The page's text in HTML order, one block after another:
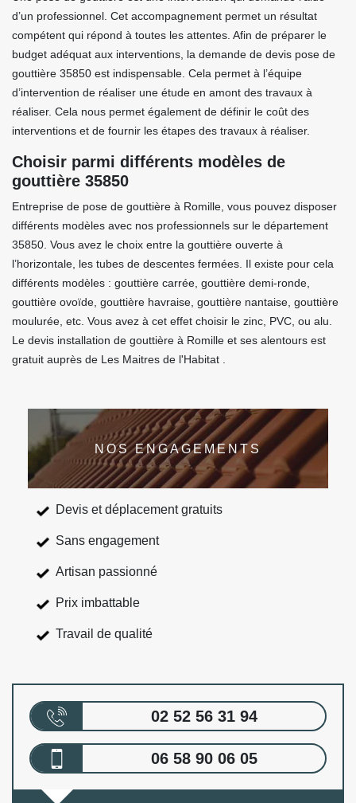
d’un professionnel. Cet accompagnement permet un résultat
compétent qui répond à toutes les attentes. Afin de préparer le
budget adéquat aux interventions, la demande de devis pose de
gouttière 35850 est indispensable. Cela permet à l’équipe
d’intervention de réaliser une étude en amont des travaux à
réaliser. Cela nous permet également de définir le coût des
interventions et de fournir les étapes des travaux à réaliser.
Choisir parmi différents modèles de
gouttière 35850
Entreprise de pose de gouttière à Romille, vous pouvez disposer
différents modèles avec nos professionnels sur le département
35850. Vous avez le choix entre la gouttière ouverte à
l’horizontale, les tubes de descentes fermées. Il existe pour cela
différents modèles : gouttière carrée, gouttière demi-ronde,
gouttière ovoïde, gouttière havraise, gouttière nantaise, gouttière
moulurée, etc. Vous avez à cet effet choisir le zinc, PVC, ou alu.
Le devis installation de gouttière à Romille et ses alentours est
gratuit auprès de Les Maitres de l'Habitat .
NOS ENGAGEMENTS
Devis et déplacement gratuits
Sans engagement
Artisan passionné
Prix imbattable
Travail de qualité
02 52 56 31 94
06 58 90 06 05